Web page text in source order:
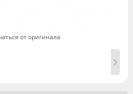
от оригинала